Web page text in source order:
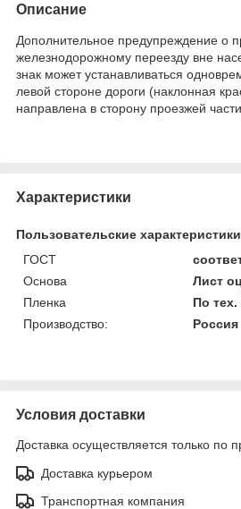
Описание
Дополнительное предупреждение о
железнодорожному переезду вне
знак может устанавливаться
левой стороне дороги (наклонная
направлена в сторону проезжей
Характеристики
Пользовательские характеристики
ГОСТ
Основа
Лист
Пленка
По
Производство:
Россия
Условия доставки
Доставка осуществляется только по
Доставка курьером
Транспортная компания